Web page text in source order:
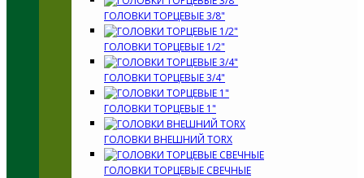
ГОЛОВКИ ТОРЦЕВЫЕ 3/8"
ГОЛОВКИ ТОРЦЕВЫЕ 1/2"
ГОЛОВКИ ТОРЦЕВЫЕ 3/4"
ГОЛОВКИ ТОРЦЕВЫЕ 1"
ГОЛОВКИ ВНЕШНИЙ TORX
ГОЛОВКИ ТОРЦЕВЫЕ СВЕЧНЫЕ